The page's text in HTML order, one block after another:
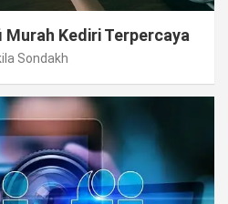
Murah Kediri Terpercaya
Sondakh